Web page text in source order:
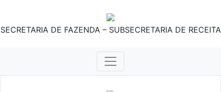
SECRETARIA DE FAZENDA – SUBSECRETARIA DE RECEITA